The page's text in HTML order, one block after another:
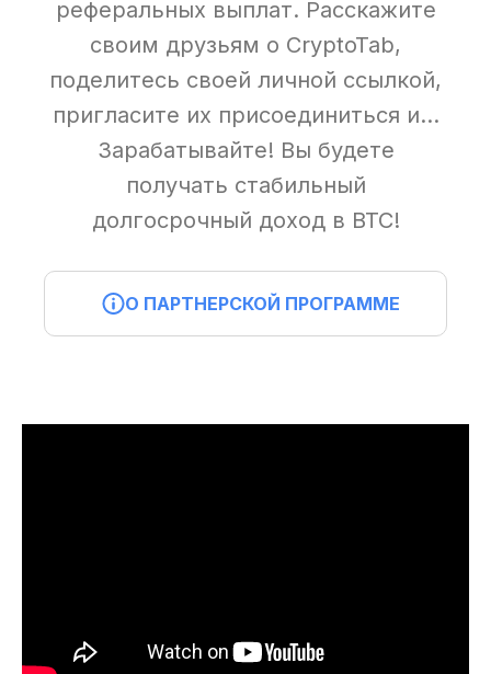
реферальных выплат. Расскажите
своим друзьям о CryptoTab,
поделитесь своей личной ссылкой,
пригласите их присоединиться и...
Зарабатывайте! Вы будете
получать стабильный
долгосрочный доход в BTC!
О ПАРТНЕРСКОЙ ПРОГРАММЕ